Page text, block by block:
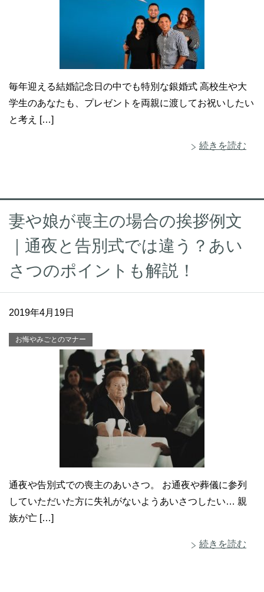
毎年迎える結婚記念日の中でも特別な銀婚式 高校生や大
学生のあなたも、プレゼントを両親に渡してお祝いしたい
と考え […]
続きを読む
妻や娘が喪主の場合の挨拶例文
｜通夜と告別式では違う？あい
さつのポイントも解説！
2019年4月19日
お悔やみごとのマナー
通夜や告別式での喪主のあいさつ。 お通夜や葬儀に参列
していただいた方に失礼がないようあいさつしたい… 親
族が亡 […]
続きを読む